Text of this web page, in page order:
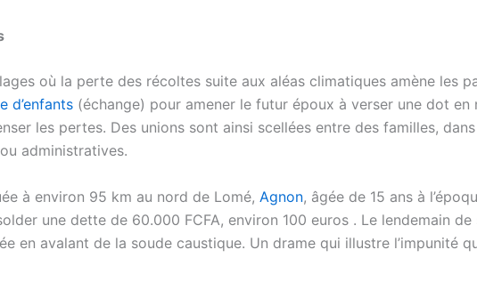
où la perte des récoltes suite aux aléas climatiques amène les
d’enfants (échange) pour amener le futur époux à verser une dot
les pertes. Des unions sont ainsi scellées entre des familles,
administratives.
à environ 95 km au nord de Lomé, Agnon, âgée de 15 ans à
une dette de 60.000 FCFA, environ 100 euros . Le lendemain
en avalant de la soude caustique. Un drame qui illustre l’impunité